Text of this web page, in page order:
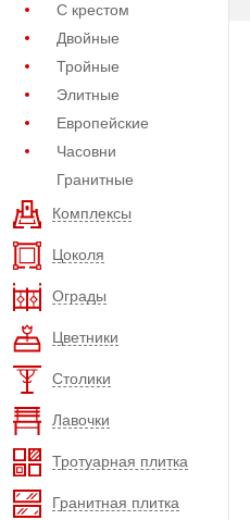
С крестом
Двойные
Тройные
Элитные
Европейские
Часовни
Гранитные
Комплексы
Цоколя
Ограды
Цветники
Столики
Лавочки
Тротуарная плитка
Гранитная плитка